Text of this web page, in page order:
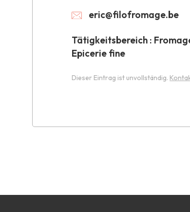
eric@filofromage.be
Tätigkeitsbereich :
Epicerie fine
Dieser Eintrag ist unvollständig.